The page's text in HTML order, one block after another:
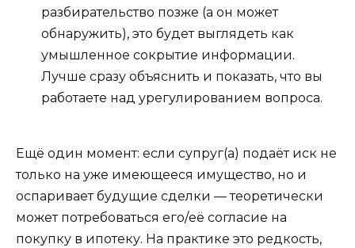
разбирательство позже (а он может
обнаружить), это будет выглядеть как
умышленное сокрытие информации.
Лучше сразу объяснить и показать, что вы
работаете над урегулированием вопроса.
Ещё один момент: если супруг(а) подаёт иск не
только на уже имеющееся имущество, но и
оспаривает будущие сделки — теоретически
может потребоваться его/её согласие на
покупку в ипотеку. На практике это редкость,